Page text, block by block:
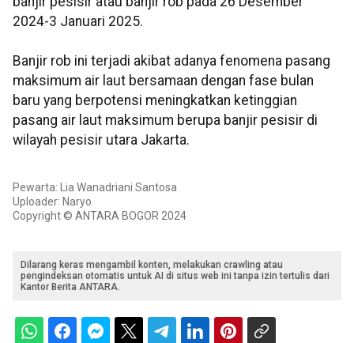
2024-3 Januari 2025.
Banjir rob ini terjadi akibat adanya fenomena pasang
maksimum air laut bersamaan dengan fase bulan
baru yang berpotensi meningkatkan ketinggian
pasang air laut maksimum berupa banjir pesisir di
wilayah pesisir utara Jakarta.
Pewarta: Lia Wanadriani Santosa
Uploader: Naryo
Copyright © ANTARA BOGOR 2024
Dilarang keras mengambil konten, melakukan crawling atau
pengindeksan otomatis untuk AI di situs web ini tanpa izin tertulis dari
Kantor Berita ANTARA.